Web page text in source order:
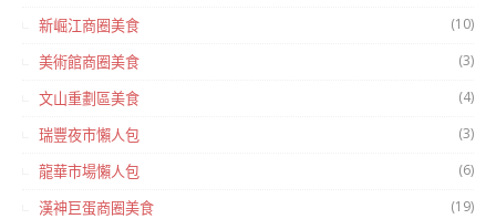
新崛江商圈美食 (10)
美術館商圈美食 (3)
文山重劃區美食 (4)
瑞豐夜市懶人包 (3)
龍華市場懶人包 (6)
漢神巨蛋商圈美食 (19)